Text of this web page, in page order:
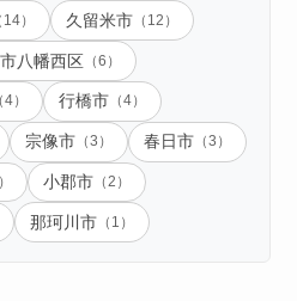
） 久留米市（12）
八幡西区（6）
） 行橋市（4）
宗像市（3） 春日市（3）
小郡市（2）
那珂川市（1）